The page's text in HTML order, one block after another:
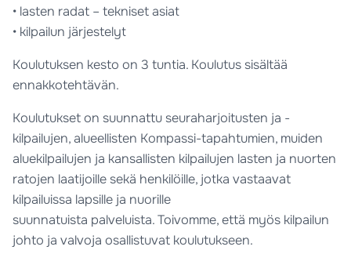
• lasten radat – tekniset asiat
• kilpailun järjestelyt
Koulutuksen kesto on 3 tuntia. Koulutus sisältää
ennakkotehtävän.
Koulutukset on suunnattu seuraharjoitusten ja -
kilpailujen, alueellisten Kompassi-tapahtumien, muiden
aluekilpailujen ja kansallisten kilpailujen lasten ja nuorten
ratojen laatijoille sekä henkilöille, jotka vastaavat
kilpailuissa lapsille ja nuorille
suunnatuista palveluista. Toivomme, että myös kilpailun
johto ja valvoja osallistuvat koulutukseen.